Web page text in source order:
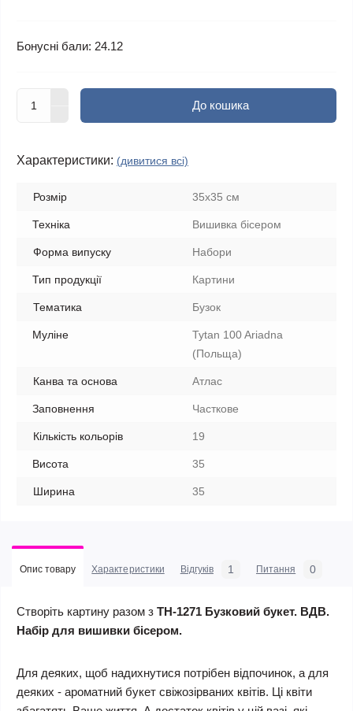
Бонусні бали: 24.12
До кошика
Характеристики: (дивитися всі)
Розмір 35х35 см
Техніка Вишивка бісером
Форма випуску Набори
Тип продукції Картини
Тематика Бузок
Муліне
Tytan 100 Ariadna
(Польща)
Канва та основа Атлас
Заповнення Часткове
Кількість кольорів 19
Висота 35
Ширина 35
Опис товару Характеристики Відгуків 1 Питання 0
Створіть картину разом з ТН-1271 Бузковий букет. ВДВ.
Набір для вишивки бісером.
Для деяких, щоб надихнутися потрібен відпочинок, а для
деяких - ароматний букет свіжозірваних квітів. Ці квіти